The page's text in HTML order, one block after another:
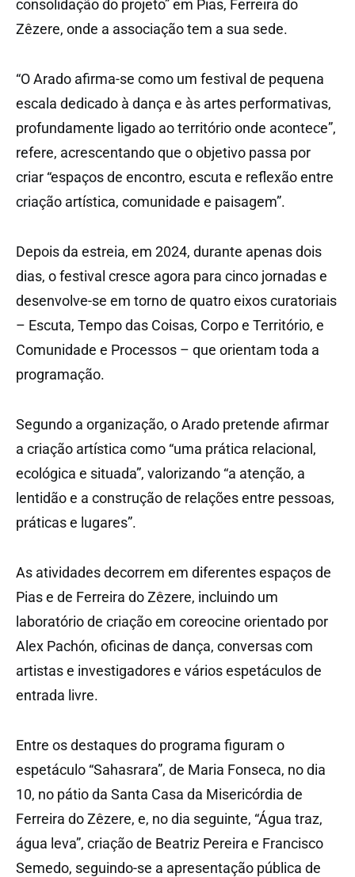
consolidação do projeto” em Pias, Ferreira do
Zêzere, onde a associação tem a sua sede.
“O Arado afirma-se como um festival de pequena
escala dedicado à dança e às artes performativas,
profundamente ligado ao território onde acontece”,
refere, acrescentando que o objetivo passa por
criar “espaços de encontro, escuta e reflexão entre
criação artística, comunidade e paisagem”.
Depois da estreia, em 2024, durante apenas dois
dias, o festival cresce agora para cinco jornadas e
desenvolve-se em torno de quatro eixos curatoriais
– Escuta, Tempo das Coisas, Corpo e Território, e
Comunidade e Processos – que orientam toda a
programação.
Segundo a organização, o Arado pretende afirmar
a criação artística como “uma prática relacional,
ecológica e situada”, valorizando “a atenção, a
lentidão e a construção de relações entre pessoas,
práticas e lugares”.
As atividades decorrem em diferentes espaços de
Pias e de Ferreira do Zêzere, incluindo um
laboratório de criação em coreocine orientado por
Alex Pachón, oficinas de dança, conversas com
artistas e investigadores e vários espetáculos de
entrada livre.
Entre os destaques do programa figuram o
espetáculo “Sahasrara”, de Maria Fonseca, no dia
10, no pátio da Santa Casa da Misericórdia de
Ferreira do Zêzere, e, no dia seguinte, “Água traz,
água leva”, criação de Beatriz Pereira e Francisco
Semedo, seguindo-se a apresentação pública de